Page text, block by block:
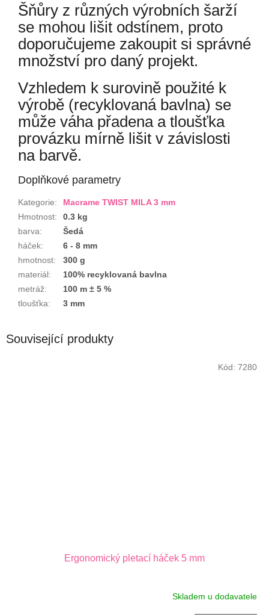
Šňůry z různých výrobních šarží
se mohou lišit odstínem, proto
doporučujeme zakoupit si správné
množství pro daný projekt.
Vzhledem k surovině použité k
výrobě (recyklovaná bavlna) se
může váha přadena a tloušťka
provázku mírně lišit v závislosti
na barvě.
Doplňkové parametry
Kategorie:
Macrame TWIST MILA 3 mm
Hmotnost:
0.3 kg
barva:
Šedá
háček:
6 - 8 mm
hmotnost:
300 g
materiál:
100% recyklovaná bavlna
metráž:
100 m ± 5 %
tloušťka: 3 mm
Související produkty
Ergonomický pletací háček 5 mm
Skladem u dodavatele
Kód: 7280